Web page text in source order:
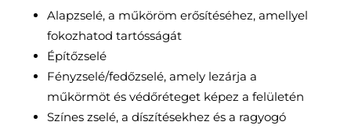
Alapzselé, a műköröm erősítéséhez, amellyel
fokozhatod tartósságát
Építőzselé
Fényzselé/fedőzselé, amely lezárja a
műkörmöt és védőréteget képez a felületén
Színes zselé, a díszítésekhez és a ragyogó